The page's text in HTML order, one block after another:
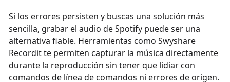
Si los errores persisten y buscas una solución más
sencilla, grabar el audio de Spotify puede ser una
alternativa fiable. Herramientas como Swyshare
Recordit te permiten capturar la música directamente
durante la reproducción sin tener que lidiar con
comandos de línea de comandos ni errores de origen.